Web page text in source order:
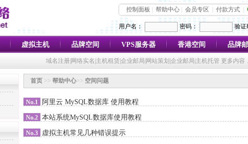
控制面板 帮助中心 会员专区 付款方式
用户名： 密码： 验证
虚拟主机 品牌空间 VPS服务器 香港空间 品牌
域名注册|网络实名|主机租赁|企业邮局|网站策划|企业邮局|主机托管 更多内容
首页 >> 帮助中心>> 空间问题
No.1 阿里云 MySQL数据库 使用教程
No.2 本站系统MySQL数据库使用教程
No.3 虚拟主机常见几种错误提示